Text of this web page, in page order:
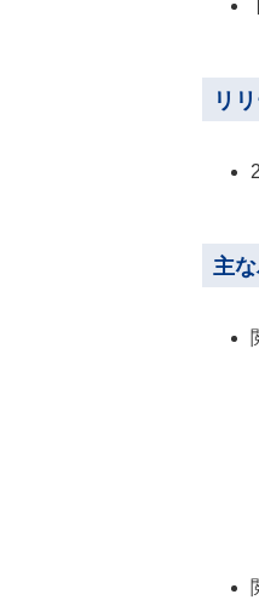
リ
主